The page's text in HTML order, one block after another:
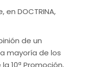
DOCTRINA,
de un
mayoría de los
10ª Promoción,